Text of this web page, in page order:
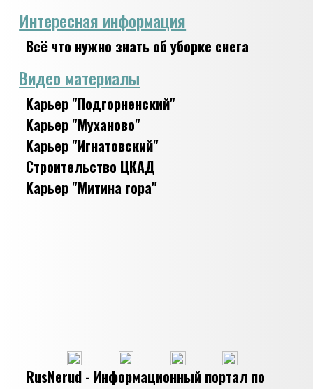
Интересная информация
Всё что нужно знать об уборке снега
Видео материалы
Карьер "Подгорненский"
Карьер "Муханово"
Карьер "Игнатовский"
Строительство ЦКАД
Карьер "Митина гора"
RusNerud - Информационный портал по